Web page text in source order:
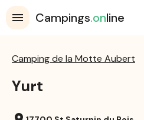
Campings.online
Camping de la Motte Aubert
Yurt